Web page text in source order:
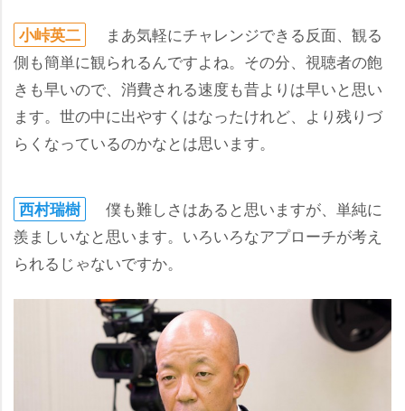
小峠英二
まあ気軽にチャレンジできる反面、観る
側も簡単に観られるんですよね。その分、視聴者の飽
きも早いので、消費される速度も昔よりは早いと思い
ます。世の中に出やすくはなったけれど、より残りづ
らくなっているのかなとは思います。
西村瑞樹
僕も難しさはあると思いますが、単純に
羨ましいなと思います。いろいろなアプローチが考え
られるじゃないですか。